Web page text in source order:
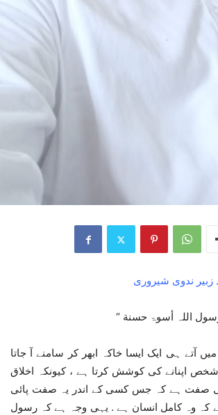
ندوی شیروری
اللہ أسوۃ حسنة “
آتے ہی ایک ایسا خاکہ ابھر کر سامنے آ جاتا
اپنانے کی کوشش کرتا ہے ، کیونکہ اخلاق
صفت ہے کہ جس کسی کے اندر یہ صفت پائی
کہ وہ کامل انسان ہے . یہی وجہ ہے کہ رسول